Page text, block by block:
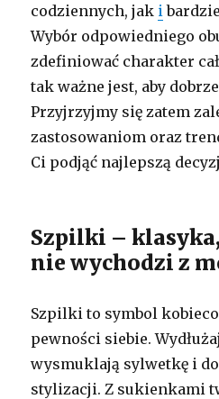
codziennych, jak i
Wybór odpowiedniego
zdefiniować charakter
tak ważne jest, aby
Przyjrzyjmy się zatem
zastosowaniom oraz
Ci podjąć najlepszą
Szpilki –
nie wychodzi z
Szpilki to symbol
pewności siebie.
wysmuklają sylwetkę i
stylizacji. Z sukienkami